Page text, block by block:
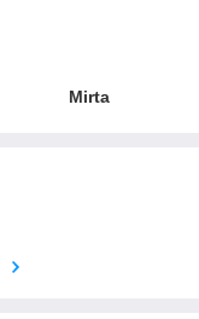
Mirta